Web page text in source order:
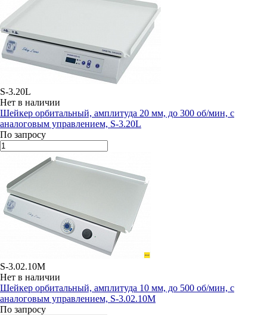
S-3.20L
Нет в наличии
Шейкер орбитальный, амплитуда 20 мм, до 300 об/мин, с
аналоговым управлением, S-3.20L
По запросу
S-3.02.10M
Нет в наличии
Шейкер орбитальный, амплитуда 10 мм, до 500 об/мин, с
аналоговым управлением, S-3.02.10M
По запросу